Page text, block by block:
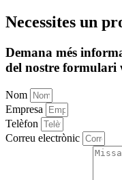
Necessites un
Demana més
del nostre formulari
Nom
Empresa
Telèfon
Correu electrònic